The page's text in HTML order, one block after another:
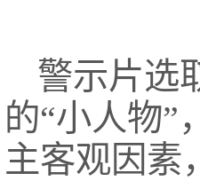
警示片选
的“小人物”
主客观因素